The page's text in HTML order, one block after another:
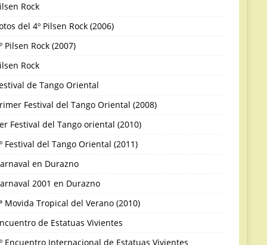
Rock
del 4º Pilsen Rock (2006)
Pilsen Rock (2007)
Rock
de Tango Oriental
Festival del Tango Oriental (2008)
Festival del Tango oriental (2010)
Festival del Tango Oriental (2011)
en Durazno
2001 en Durazno
Movida Tropical del Verano (2010)
de Estatuas Vivientes
Encuentro Internacional de Estatuas Vivientes